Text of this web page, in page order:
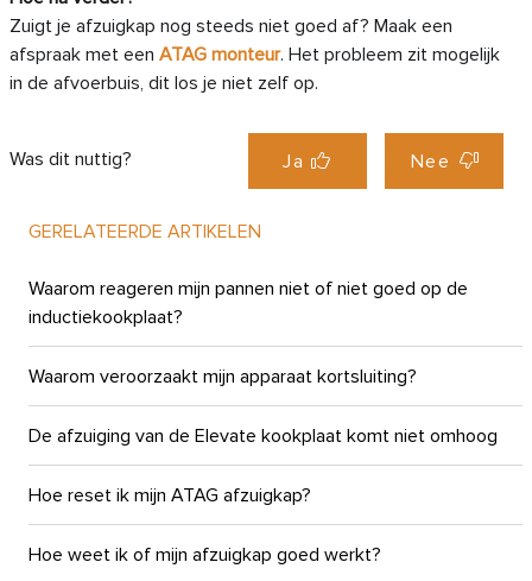
Zuigt je afzuigkap nog steeds niet goed af? Maak een
afspraak met een ATAG monteur. Het probleem zit mogelijk
in de afvoerbuis, dit los je niet zelf op.
Was dit nuttig? Ja Nee
GERELATEERDE ARTIKELEN
Waarom reageren mijn pannen niet of niet goed op de
inductiekookplaat?
Waarom veroorzaakt mijn apparaat kortsluiting?
De afzuiging van de Elevate kookplaat komt niet omhoog
Hoe reset ik mijn ATAG afzuigkap?
Hoe weet ik of mijn afzuigkap goed werkt?